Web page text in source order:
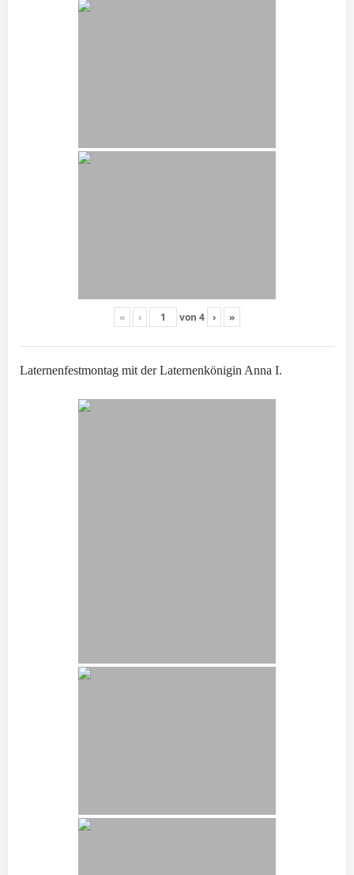
« ‹ von 4 › »
Laternenfestmontag mit der Laternenkönigin Anna I.